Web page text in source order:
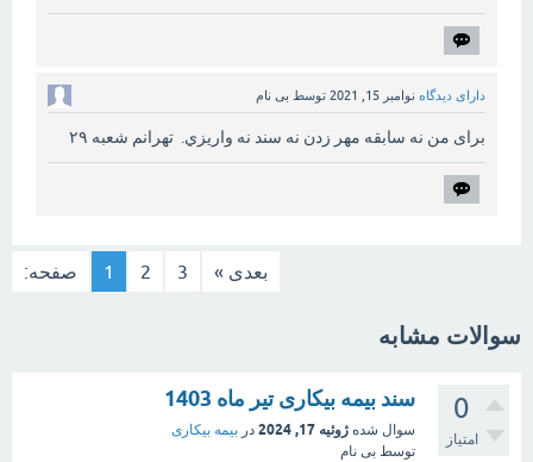
دارای دیدگاه نوامبر 15, 2021 توسط بی نام
برای من نه سابقه مهر زدن نه سند نه واريزي. تهرانم شعبه ۲۹
صفحه: 1 2 3 بعدی »
سوالات مشابه
0
امتیاز
سند بیمه بیکاری تیر ماه 1403
سوال شده ژوئیه 17, 2024 در بیمه بیکاری
توسط بی نام